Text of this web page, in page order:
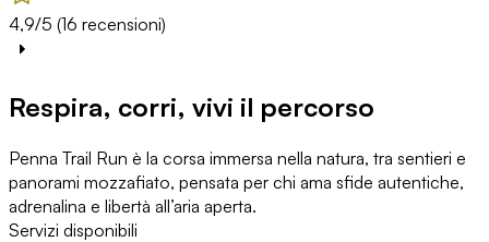
4,9/5 (16 recensioni)
Respira, corri, vivi il percorso
Penna Trail Run è la corsa immersa nella natura, tra sentieri e
panorami mozzafiato, pensata per chi ama sfide autentiche,
adrenalina e libertà all’aria aperta.
Servizi disponibili